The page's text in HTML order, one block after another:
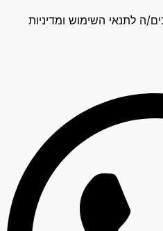
ה לתנאי השימוש ומדיניות